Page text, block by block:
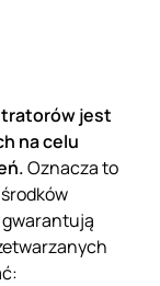
jest
na celu
Oznacza to